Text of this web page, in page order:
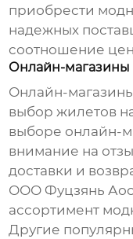
приобрести
надежных
соотношение
Онлайн-магазины
Онлайн-
выбор жилетов
выборе онлайн-
внимание на
доставки и
ООО Фуцзянь
ассортимент
Другие